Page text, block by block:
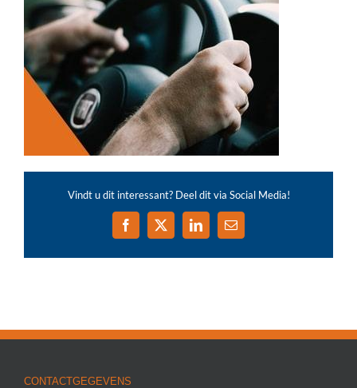
Vindt u dit interessant? Deel dit via Social Media!
Facebook
X LinkedIn
E-
CONTACTGEGEVENS